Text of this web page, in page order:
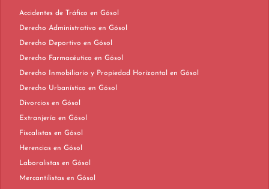
Accidentes de Tráfico en Gósol
Derecho Administrativo en Gósol
Derecho Deportivo en Gósol
Derecho Farmacéutico en Gósol
Derecho Inmobiliario y Propiedad Horizontal en Gósol
Derecho Urbanístico en Gósol
Divorcios en Gósol
Extranjería en Gósol
Fiscalistas en Gósol
Herencias en Gósol
Laboralistas en Gósol
Mercantilistas en Gósol